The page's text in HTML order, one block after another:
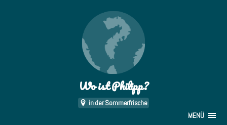
Wo ist Philipp?
in der Sommerfrische
MENÜ